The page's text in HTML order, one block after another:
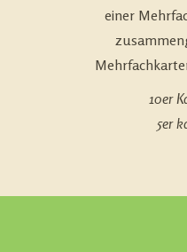
einer
10er
5er